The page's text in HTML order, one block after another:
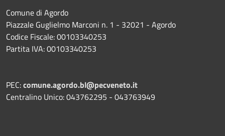
Comune di Agordo
Piazzale Guglielmo Marconi n. 1 - 32021 - Agordo
Codice Fiscale: 00103340253
Partita IVA: 00103340253
PEC:comune.agordo.bl@pecveneto.it
Centralino Unico: 043762295 - 043763949